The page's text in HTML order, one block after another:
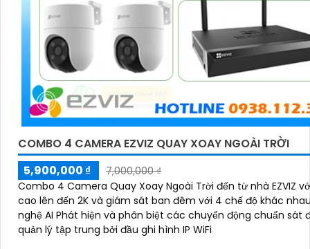
COMBO 4 CAMERA EZVIZ QUAY XOAY NGOÀI TRỜI
5,900,000 ₫
7,000,000 ₫
Combo 4 Camera Quay Xoay Ngoài Trời đến từ nhà EZVIZ
cao lên đến 2K và giám sát ban đêm với 4 chế độ khác
nghệ AI Phát hiện và phân biệt các chuyển động chuẩn sát
quản lý tập trung bởi đầu ghi hình IP WiFi